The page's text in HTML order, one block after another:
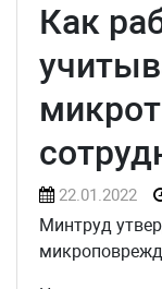
Как
22.01.2022
Минтруд